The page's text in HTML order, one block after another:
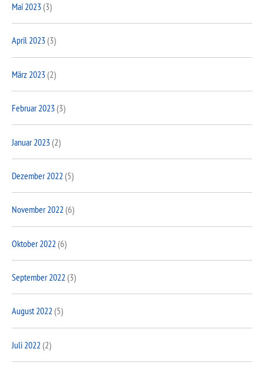
Mai 2023(3)
April 2023(3)
März 2023(2)
Februar 2023(3)
Januar 2023(2)
Dezember 2022 (5)
November 2022 (6)
Oktober 2022 (6)
September 2022 (3)
August 2022 (5)
Juli 2022 (2)